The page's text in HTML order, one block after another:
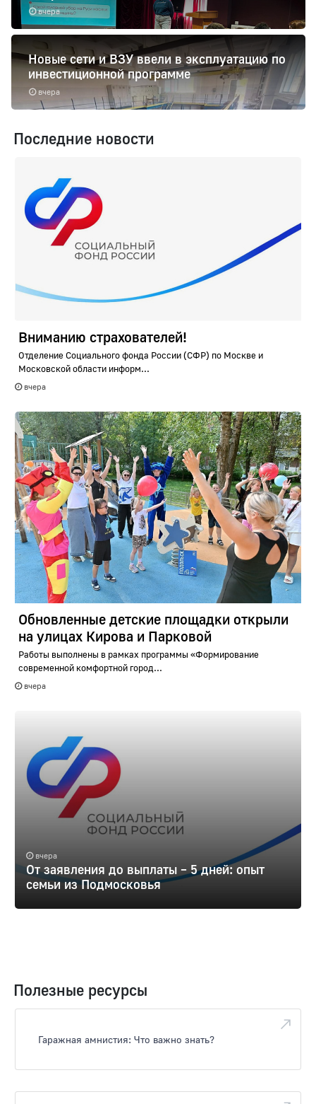
вчера
вчера
Новые сети и ВЗУ ввели в эксплуатацию по
инвестиционной программе
Последние новости
Вниманию страхователей!
Отделение Социального фонда России (СФР) по Москве и
Московской области информ...
вчера
Обновленные детские площадки открыли
на улицах Кирова и Парковой
Работы выполнены в рамках программы «Формирование
современной комфортной город...
вчера
вчера
От заявления до выплаты – 5 дней: опыт
семьи из Подмосковья
Полезные ресурсы
Гаражная амнистия: Что важно знать?